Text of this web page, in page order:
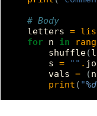
# Body
letters =
for n in
shuffle(
s = "" .
vals = (n
print ( "%d